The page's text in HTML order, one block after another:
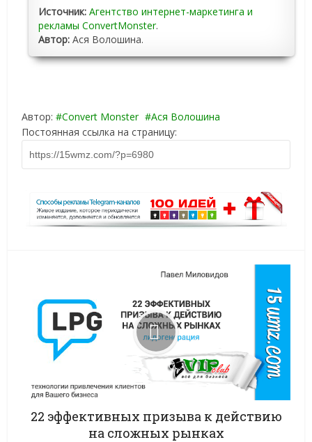
Источник: Агентство интернет-маркетинга и
рекламы ConvertMonster.
Автор: Ася Волошина.
Автор: Convert Monster
Ася Волошина
Постоянная ссылка на страницу:
22 эффективных призыва к действию
на сложных рынках